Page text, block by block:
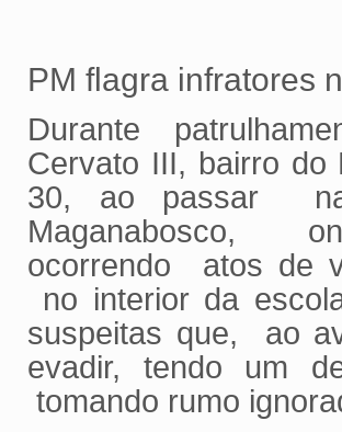
PM flagra infratores
Durante
Cervato III, bairro do
30, ao passar
Maganabosco,
ocorrendo atos de
no interior da
suspeitas que, ao
evadir, tendo um
tomando rumo